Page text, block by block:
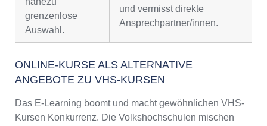
grenzenlose
Auswahl.
und vermisst direkte
Ansprechpartner/innen.
ONLINE-KURSE ALS ALTERNATIVE
ANGEBOTE ZU VHS-KURSEN
Das E-Learning boomt und macht gewöhnlichen VHS-
Kursen Konkurrenz. Die Volkshochschulen mischen